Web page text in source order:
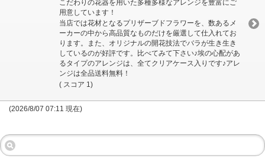
こだわりの花器を用いた多種多様なアレンジを豊富にご
用意しています！
当店では花材となるプリザーブドフラワーを、数あるメ
ーカーの中から高品質なものだけを厳選して仕入れてお
ります。また、オリジナルの開花技法でバラが生き生き
しているのが好評です。比べてみて下さい♪埃の心配があ
るタイプのアレンジは、全てクリアケース入りです♪アレ
ンジは全品送料無料！
( スコア 1)
(2026/8/07 07:11 現在)